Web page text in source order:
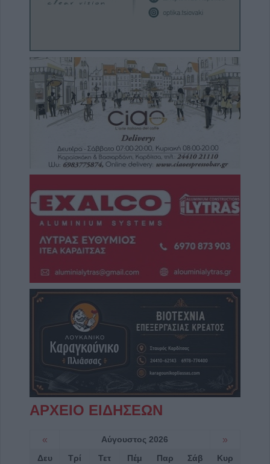
ΑΡΧΕΙΟ ΕΙΔΗΣΕΩΝ
« Αύγουστος 2026 »
Δευ Τρί Τετ Πέμ Παρ Σάβ Κυρ